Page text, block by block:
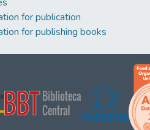
for publication
for publishing books